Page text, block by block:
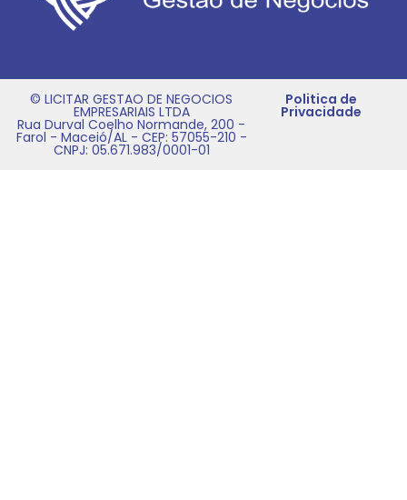
© LICITAR GESTAO DE NEGOCIOS
EMPRESARIAIS LTDA
Rua Durval Coelho Normande, 200 -
Farol - Maceió/AL - CEP: 57055-210 -
CNPJ: 05.671.983/0001-01
Politica de
Privacidade